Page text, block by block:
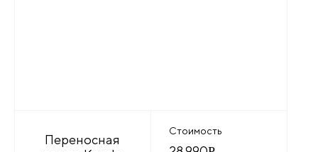
Переносная
Стоимость